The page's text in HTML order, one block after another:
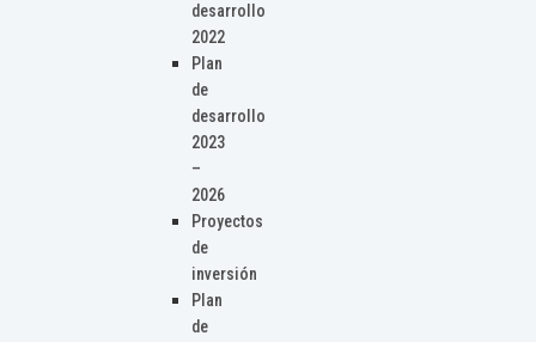
desarrollo
2022
Plan
de
desarrollo
2023
–
2026
Proyectos
de
inversión
Plan
de